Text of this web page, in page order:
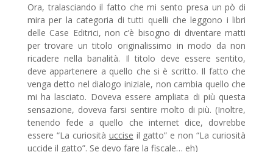
Ora, tralasciando il fatto che mi sento presa un pò di
mira per la categoria di tutti quelli che leggono i libri
delle Case Editrici, non c’è bisogno di diventare matti
per trovare un titolo originalissimo in modo da non
ricadere nella banalità. Il titolo deve essere sentito,
deve appartenere a quello che si è scritto. Il fatto che
venga detto nel dialogo iniziale, non cambia quello che
mi ha lasciato. Doveva essere ampliata di più questa
sensazione, doveva farsi sentire molto di più. (Inoltre,
tenendo fede a quello che internet dice, dovrebbe
essere “La curiosità uccise il gatto” e non “La curiosità
uccide il gatto”. Se devo fare la fiscale… eh)